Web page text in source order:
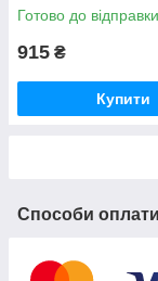
Готово до відправки
915 ₴
Купити
Способи оплати